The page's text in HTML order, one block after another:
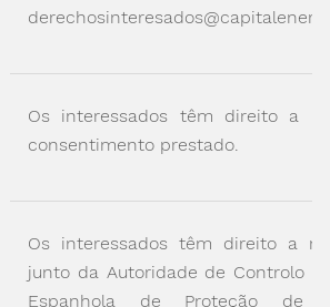
Os interessados têm direito a
consentimento prestado.
Os interessados têm direito a
junto da Autoridade de Controlo
Espanhola de Proteção de